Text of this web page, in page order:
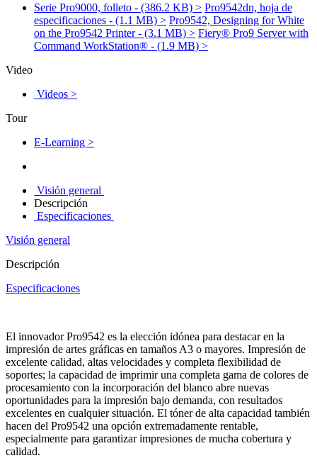
Serie Pro9000, folleto - (386.2 KB) > Pro9542dn, hoja de
especificaciones - (1.1 MB) > Pro9542, Designing for White
on the Pro9542 Printer - (3.1 MB) > Fiery® Pro9 Server with
Command WorkStation® - (1.9 MB) >
Video
Videos >
Tour
E-Learning >
Visión general
Descripción
Especificaciones
Visión general
Descripción
Especificaciones
El innovador Pro9542 es la elección idónea para destacar en la
impresión de artes gráficas en tamaños A3 o mayores. Impresión de
excelente calidad, altas velocidades y completa flexibilidad de
soportes; la capacidad de imprimir una completa gama de colores de
procesamiento con la incorporación del blanco abre nuevas
oportunidades para la impresión bajo demanda, con resultados
excelentes en cualquier situación. El tóner de alta capacidad también
hacen del Pro9542 una opción extremadamente rentable,
especialmente para garantizar impresiones de mucha cobertura y
calidad.